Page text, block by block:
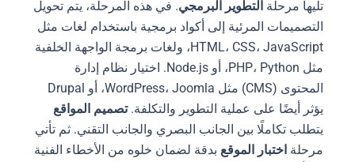
تليها مرحلةالتطوير البرمجي. في هذه المرحلة، يتم تحويل
التصميمات المرئية إلى أكواد برمجية باستخدام لغات مثل
HTML، CSS، JavaScript، ولغات برمجة الواجهة الخلفية
مثل PHP، Python، أو Node.js. اختيار نظام إدارة
المحتوى (CMS) مثل WordPress، Joomla، أو Drupal
يؤثر أيضًا على عملية التطوير والتكلفة.تصميم المواقع
يتطلب تكاملًا بين الجانب البصري والجانب التقني. ثم تأتي
مرحلةاختبار الموقعبدقة لضمان خلوه من الأخطاء الفنية